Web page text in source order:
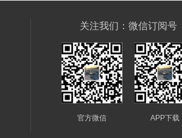
关注我们：微信订阅号
官方微信 APP下载